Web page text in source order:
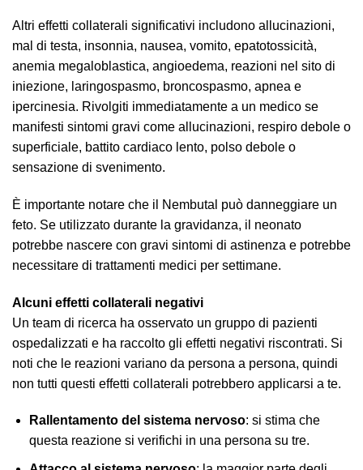
Altri effetti collaterali significativi includono allucinazioni,
mal di testa, insonnia, nausea, vomito, epatotossicità,
anemia megaloblastica, angioedema, reazioni nel sito di
iniezione, laringospasmo, broncospasmo, apnea e
ipercinesia. Rivolgiti immediatamente a un medico se
manifesti sintomi gravi come allucinazioni, respiro debole o
superficiale, battito cardiaco lento, polso debole o
sensazione di svenimento.
È importante notare che il Nembutal può danneggiare un
feto. Se utilizzato durante la gravidanza, il neonato
potrebbe nascere con gravi sintomi di astinenza e potrebbe
necessitare di trattamenti medici per settimane.
Alcuni effetti collaterali negativi
Un team di ricerca ha osservato un gruppo di pazienti
ospedalizzati e ha raccolto gli effetti negativi riscontrati. Si
noti che le reazioni variano da persona a persona, quindi
non tutti questi effetti collaterali potrebbero applicarsi a te.
Rallentamento del sistema nervoso: si stima che
questa reazione si verifichi in una persona su tre.